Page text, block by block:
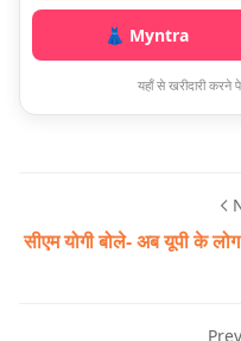
👗 Myntra
यहाँ से खरीदारी करने
सीएम योगी बोले- अब यूपी के